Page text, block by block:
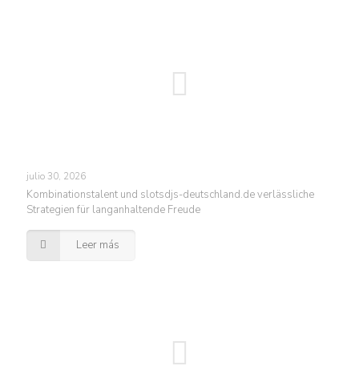
julio 30, 2026
Kombinationstalent und slotsdjs-deutschland.de verlässliche
Strategien für langanhaltende Freude
Leer más